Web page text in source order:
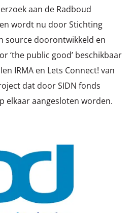
aan de Radboud
wordt nu door Stichting
source doorontwikkeld en
‘the public good’ beschikbaar
IRMA en Lets Connect! van
dat door SIDN fonds
elkaar aangesloten worden.